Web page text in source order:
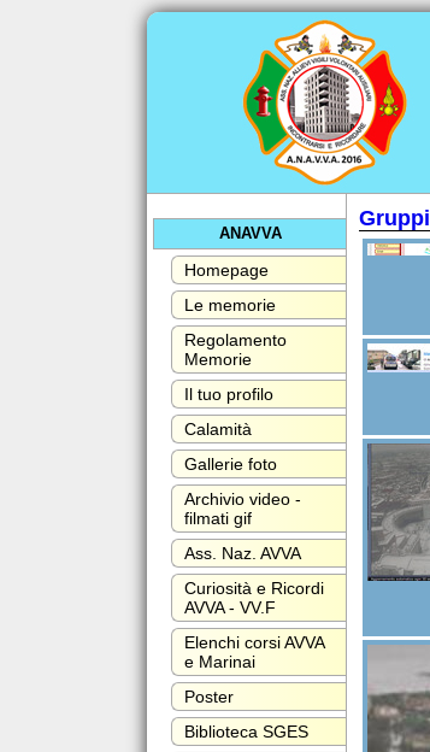
ANAVVA
Homepage
Le memorie
Regolamento
Memorie
Il tuo profilo
Calamità
Gallerie foto
Archivio video -
filmati gif
Ass. Naz. AVVA
Curiosità e Ricordi
AVVA - VV.F
Elenchi corsi AVVA
e Marinai
Poster
Biblioteca SGES
Gruppi